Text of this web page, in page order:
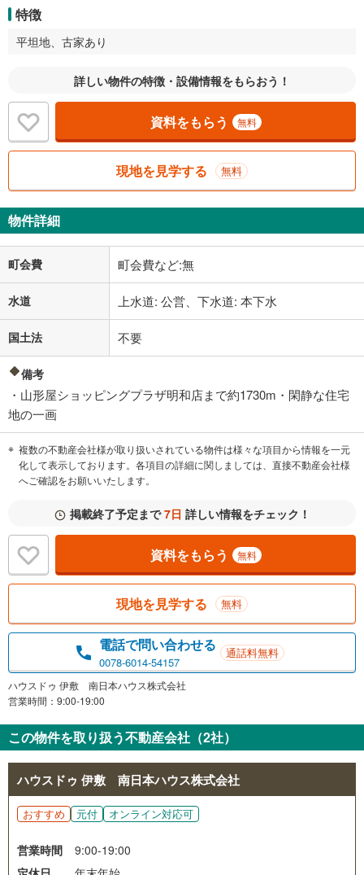
特徴
平坦地、古家あり
詳しい物件の特徴・設備情報をもらおう！
資料をもらう 無料
現地を見学する 無料
物件詳細
町会費 町会費など:無
水道 上水道: 公営、下水道: 本下水
国土法 不要
備考
・山形屋ショッピングプラザ明和店まで約1730m・閑静な住宅
地の一画
複数の不動産会社様が取り扱いされている物件は様々な項目から情報を一元
化して表示しております。各項目の詳細に関しましては、直接不動産会社様
へご確認をお願いいたします。
掲載終了予定まで7日 詳しい情報をチェック！
資料をもらう 無料
現地を見学する 無料
電話で問い合わせる
0078-6014-54157
通話料無料
ハウスドゥ 伊敷 南日本ハウス株式会社
営業時間：9:00-19:00
この物件を取り扱う不動産会社（2社）
ハウスドゥ 伊敷 南日本ハウス株式会社
おすすめ 元付 オンライン対応可
営業時間
9:00-19:00